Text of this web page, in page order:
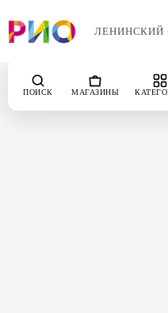
ЛЕНИНСКИЙ
ПОИСК МАГАЗИНЫ